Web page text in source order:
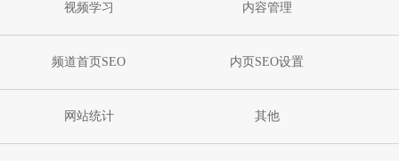
视频学习 内容管理
频道首页SEO 内页SEO设置
网站统计 其他